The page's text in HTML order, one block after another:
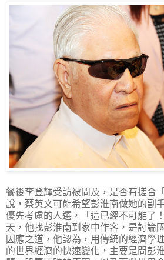
餐後李登輝受訪被問及，是否有搓合
說，蔡英文可能希望彭淮南做她的副
優先考慮的人選，「這已經不可能了
天，他找彭淮南到家中作客，是討論
因應之道，他認為，用傳統的經濟學
的世界經濟的快速變化，主要是問彭